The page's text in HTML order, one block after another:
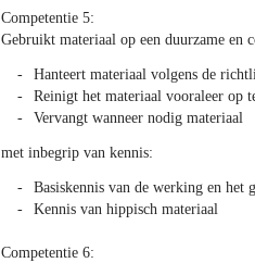
Competentie 5:
Gebruikt materiaal op een duurzame en
Hanteert materiaal volgens de
Reinigt het materiaal vooraleer op
Vervangt wanneer nodig materiaal
met inbegrip van kennis:
Basiskennis van de werking en het
Kennis van hippisch materiaal
Competentie 6: